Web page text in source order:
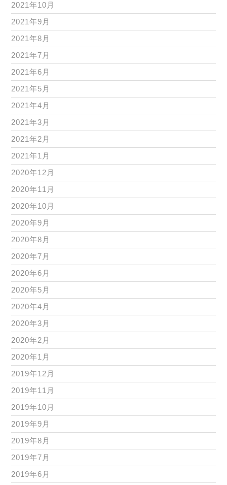
2021年10月
2021年9月
2021年8月
2021年7月
2021年6月
2021年5月
2021年4月
2021年3月
2021年2月
2021年1月
2020年12月
2020年11月
2020年10月
2020年9月
2020年8月
2020年7月
2020年6月
2020年5月
2020年4月
2020年3月
2020年2月
2020年1月
2019年12月
2019年11月
2019年10月
2019年9月
2019年8月
2019年7月
2019年6月